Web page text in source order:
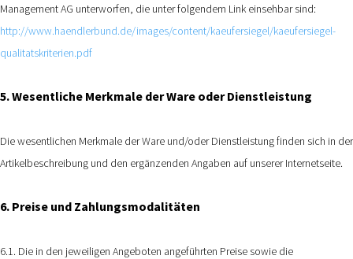
Management AG unterworfen, die unter folgendem Link einsehbar sind:
http://www.haendlerbund.de/images/content/kaeufersiegel/kaeufersiegel-
qualitatskriterien.pdf
5. Wesentliche Merkmale der Ware oder Dienstleistung
Die wesentlichen Merkmale der Ware und/oder Dienstleistung finden sich in der
Artikelbeschreibung und den ergänzenden Angaben auf unserer Internetseite.
6. Preise und Zahlungsmodalitäten
6.1. Die in den jeweiligen Angeboten angeführten Preise sowie die